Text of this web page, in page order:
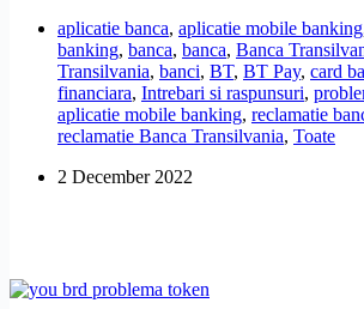
raspunde.
Ce
se
intampla?
aplicatie banca, aplicatie mobile banking
banking, banca, banca, Banca
Transilvania, banci, BT, BT Pay, card
financiara, Intrebari si raspunsuri,
aplicatie mobile banking, reclamatie
reclamatie Banca Transilvania, Toate
2 December 2022